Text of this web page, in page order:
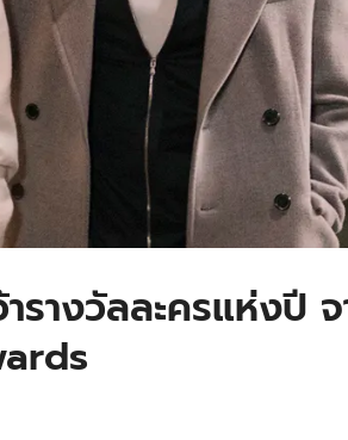
างวัลละครแห่งปี